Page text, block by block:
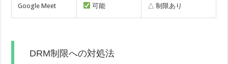
Google Meet 可能 △ 制限あり
DRM制限への対処法